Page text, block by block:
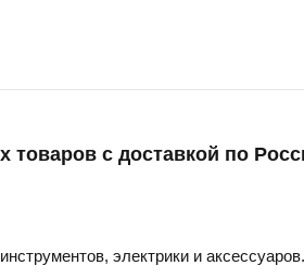
товаров с доставкой по
электрики и аксессуаров.